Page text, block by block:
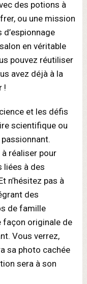
des potions à
ou une mission
en véritable
pouvez réutiliser
avez déjà à la
!
et les défis
scientifique ou
réaliser pour
liées à des
n’hésitez pas à
des
de famille
façon originale de
Vous verrez,
sa photo cachée
sera à son